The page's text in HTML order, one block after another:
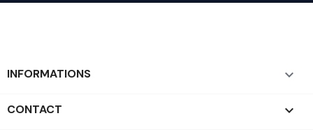
INFORMATIONS 
CONTACT keyboard_arrow_down